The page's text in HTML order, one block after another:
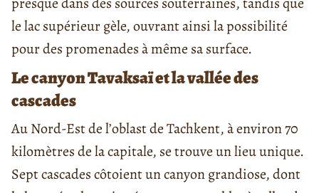
le lac supérieur gèle, ouvrant ainsi la possibilité
pour des promenades à même sa surface.
Le canyon Tavaksaï et la vallée des
cascades
Au Nord-Est de l’oblast de Tachkent, à environ 70
kilomètres de la capitale, se trouve un lieu unique.
Sept cascades côtoient un canyon grandiose, dont